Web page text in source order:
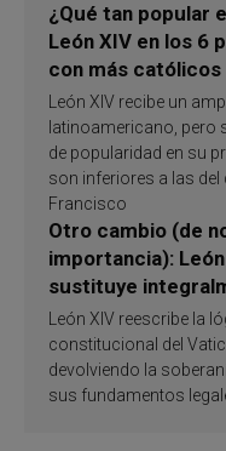
¿Qué tan popular
León XIV en los 6
con más católicos
América Latina en
Publican
investigación
León XIV recibe un
latinoamericano, pero
de popularidad en su
son inferiores a las del
Francisco
Otro cambio (de
importancia):
sustituye
ley vaticana de
Francisco
León XIV reescribe la
constitucional del
devolviendo la
sus fundamentos